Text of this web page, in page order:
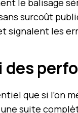
le balisage
surcoût
les
que si
suite